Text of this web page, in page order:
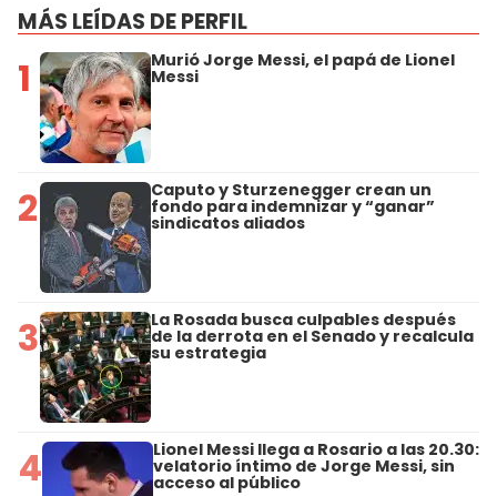
MÁS LEÍDAS DE PERFIL
1 Murió Jorge Messi, el papá de Lionel
Messi
2 Caputo y Sturzenegger crean un
fondo para indemnizar y “ganar”
sindicatos aliados
3 La Rosada busca culpables después
de la derrota en el Senado y recalcula
su estrategia
4 Lionel Messi llega a Rosario a las 20.30:
velatorio íntimo de Jorge Messi, sin
acceso al público